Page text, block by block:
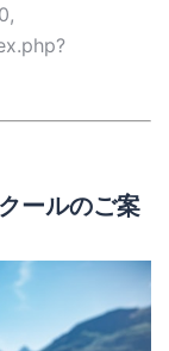
ールのご案